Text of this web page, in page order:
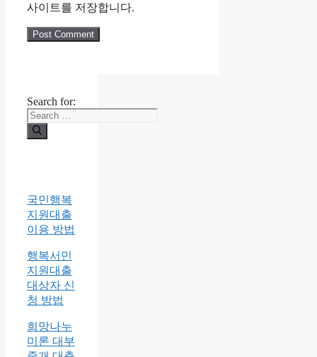
사이트를 저장합니다.
Search for:
국민행복
지원대출
이용 방법
행복서민
지원대출
대상자 신
청 방법
희망나누
미론 대부